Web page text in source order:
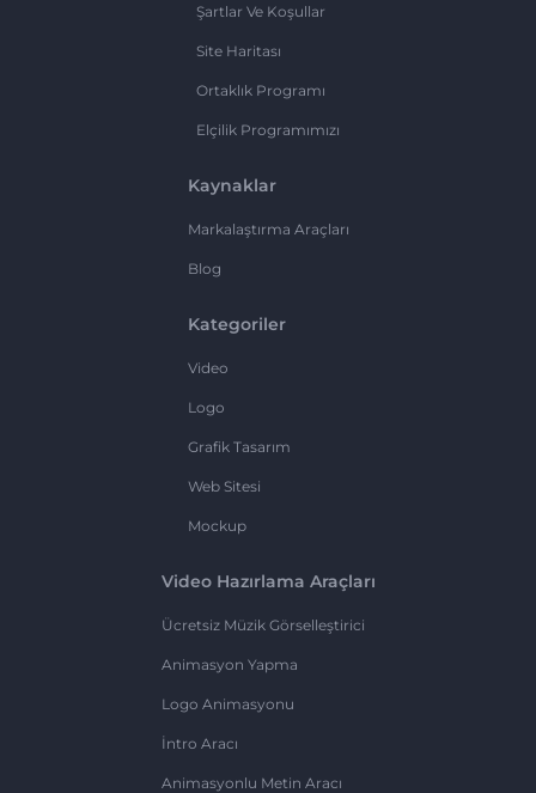
Şartlar Ve Koşullar
Site Haritası
Ortaklık Programı
Elçilik Programımızı
Kaynaklar
Markalaştırma Araçları
Blog
Kategoriler
Video
Logo
Grafik Tasarım
Web Sitesi
Mockup
Video Hazırlama Araçları
Ücretsiz Müzik Görselleştirici
Animasyon Yapma
Logo Animasyonu
İntro Aracı
Animasyonlu Metin Aracı